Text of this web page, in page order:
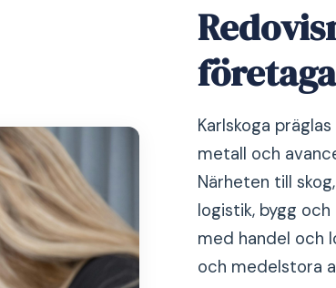
Karlskoga
metall och
Närheten till
logistik, bygg
med handel och
och medelstora